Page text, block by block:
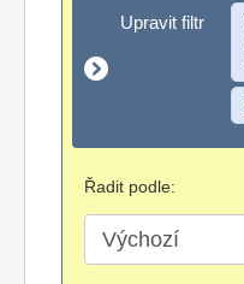
Upravit filtr
Upravit filtr
Řadit podle: